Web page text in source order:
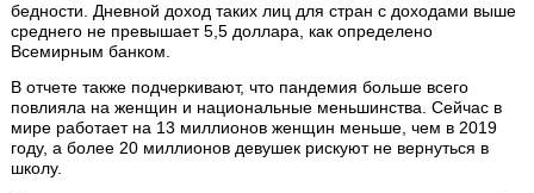
бедности. Дневной доход таких лиц для стран с доходами выше
среднего не превышает 5,5 доллара, как определено
Всемирным банком.
В отчете также подчеркивают, что пандемия больше всего
повлияла на женщин и национальные меньшинства. Сейчас в
мире работает на 13 миллионов женщин меньше, чем в 2019
году, а более 20 миллионов девушек рискуют не вернуться в
школу.